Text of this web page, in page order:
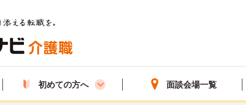
初めての方へ 面談会場一覧